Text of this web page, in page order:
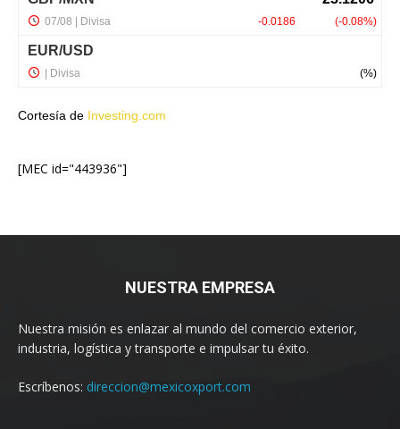
Cortesía de Investing.com
[MEC id="443936"]
NUESTRA EMPRESA
Nuestra misión es enlazar al mundo del comercio exterior,
industria, logística y transporte e impulsar tu éxito.
Escríbenos: direccion@mexicoxport.com